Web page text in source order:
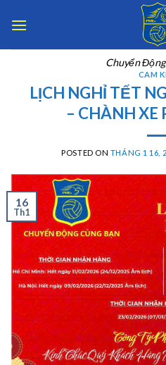
Chuyển
CAM
LỊCH NGHỈ TẾT
– CHÀNH XE
POSTED ON THÁNG 1 16,
16
Th1